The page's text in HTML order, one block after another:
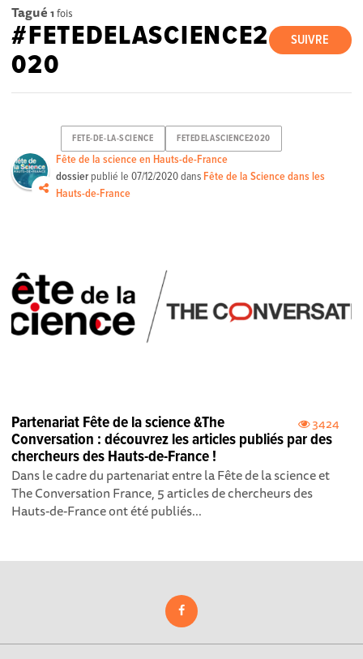
Tagué 1 fois
SUIVRE
#FETEDELASCIENCE2
020
FETE-DE-LA-SCIENCE FETEDELASCIENCE2020
Fête de la science en Hauts-de-France
dossier publié le07/12/2020dans Fête de la Science dans les
Hauts-de-France
3424
Partenariat Fête de la science &The
Conversation : découvrez les articles publiés par des
chercheurs des Hauts-de-France !
Dans le cadre du partenariat entre la Fête de la science et
The Conversation France, 5 articles de chercheurs des
Hauts-de-France ont été publiés...